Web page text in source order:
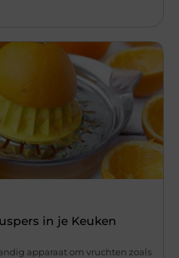
in je Keuken
apparaat om vruchten zoals